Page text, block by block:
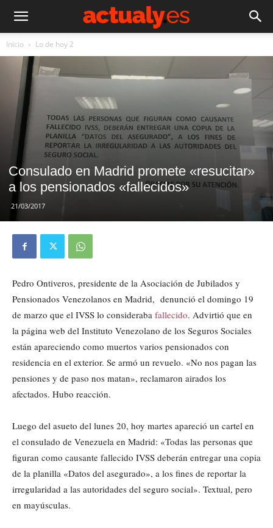
Inicio Lo de hoy 2
Consulado en Madrid promete «resucitar»
a los pensionados «fallecidos»
21/03/2017
Pedro Ontiveros, presidente de la Asociación de Jubilados y
Pensionados Venezolanos en Madrid, denunció el domingo 19
de marzo que el IVSS lo consideraba fallecido. Advirtió que en
la página web del Instituto Venezolano de los Seguros Sociales
están apareciendo como muertos varios pensionados con
residencia en el exterior. Se armó un revuelo. «No nos pagan las
pensiones y de paso nos matan», reclamaron airados los
afectados. Hubo reacción.
Luego del asueto del lunes 20, hoy martes apareció un cartel en
el consulado de Venezuela en Madrid: «Todas las personas que
figuran como causante fallecido IVSS deberán entregar una copia
de la planilla «Datos del asegurado», a los fines de reportar la
irregularidad a las autoridades del seguro social». Textual, pero
en mayúsculas.